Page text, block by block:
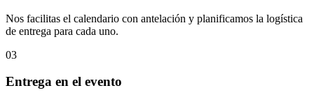
Nos facilitas el calendario con antelación y planificamos la logística
de entrega para cada uno.
03
Entrega en el evento